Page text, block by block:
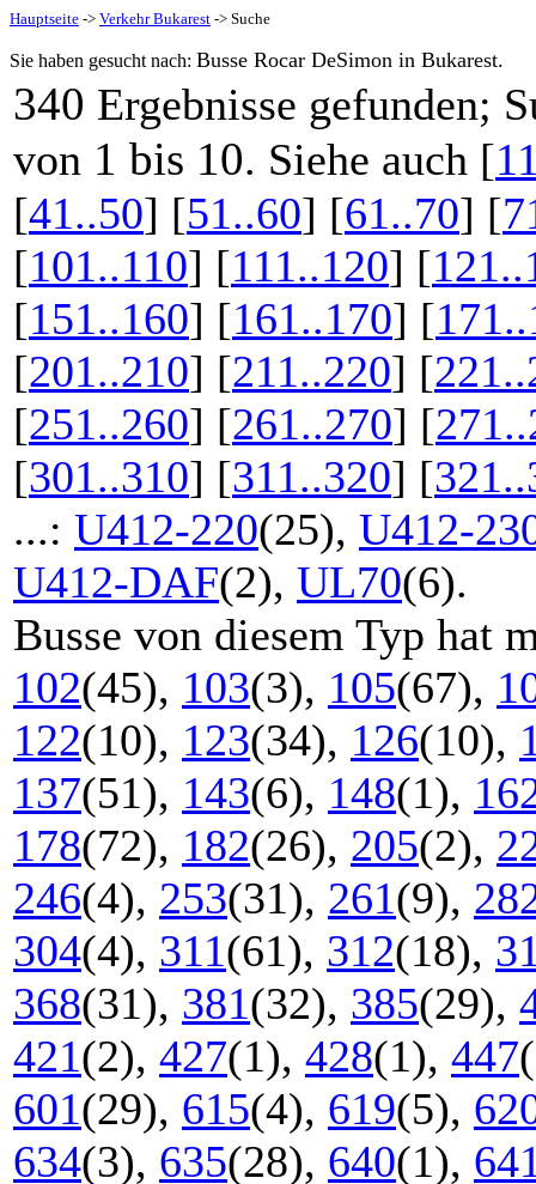
Hauptseite -> Verkehr Bukarest -> Suche
Sie haben gesucht nach: Busse Rocar DeSimon in Bukarest.
340 Ergebnisse gefunden;
von 1 bis 10. Siehe auch [
[41..50] [51..60] [61..70] [
[101..110] [111..120] [
[151..160] [161..170] [
[201..210] [211..220] [
[251..260] [261..270] [
[301..310] [311..320] [
...: U412-220(25), U412-
U412-DAF(2), UL70(6).
Busse von diesem Typ hat
102(45), 103(3), 105(67),
122(10), 123(34), 126(10),
137(51), 143(6), 148(1),
178(72), 182(26), 205(2),
246(4), 253(31), 261(9),
304(4), 311(61), 312(18),
368(31), 381(32), 385(29),
421(2), 427(1), 428(1), 447
601(29), 615(4), 619(5),
634(3), 635(28), 640(1),